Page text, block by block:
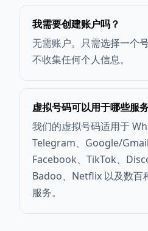
我需要创建账户吗？
无需账户。只需选择一个
不收集任何个人信息。
虚拟号码可以用于哪些服
我们的虚拟号码适用于
Telegram、Google/
Facebook、TikTok、
Badoo、Netflix 以及数百
服务。